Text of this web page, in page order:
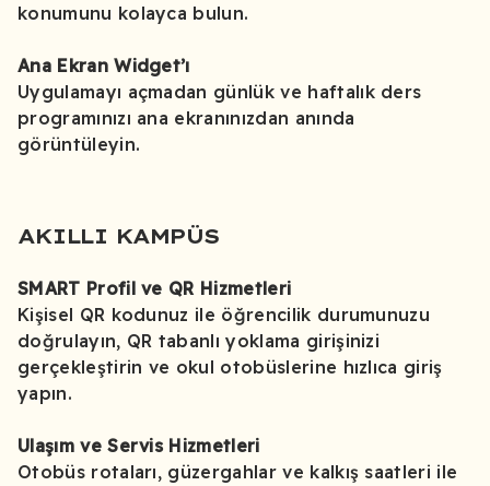
konumunu kolayca bulun.
Ana Ekran Widget’ı
Uygulamayı açmadan günlük ve haftalık ders
programınızı ana ekranınızdan anında
görüntüleyin.
AKILLI KAMPÜS
SMART Profil ve QR Hizmetleri
Kişisel QR kodunuz ile öğrencilik durumunuzu
doğrulayın, QR tabanlı yoklama girişinizi
gerçekleştirin ve okul otobüslerine hızlıca giriş
yapın.
Ulaşım ve Servis Hizmetleri
Otobüs rotaları, güzergahlar ve kalkış saatleri ile